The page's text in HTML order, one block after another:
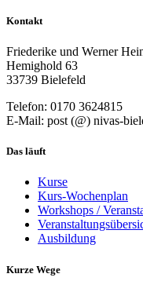
Kontakt
Friederike und Werner
Hemighold 63
33739 Bielefeld
Telefon: 0170 3624815
E-Mail: post (@) nivas-
Das läuft
Kurse
Kurs-Wochenplan
Workshops /
Ausbildung
Kurze Wege